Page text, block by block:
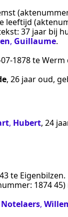
leeftijd
37 jaar bij
, Guillaume.
teWerm
, 26 jaar oud,
, Hubert, 24
te Eigenbilzen.
1874 45)
Notelaers,